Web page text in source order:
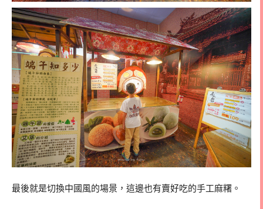
最後就是切換中國風的場景，這邊也有賣好吃的手工麻糬。